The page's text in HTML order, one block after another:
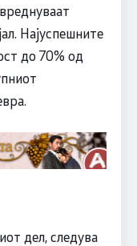
Најуспешните
до 70% од
дел, следува